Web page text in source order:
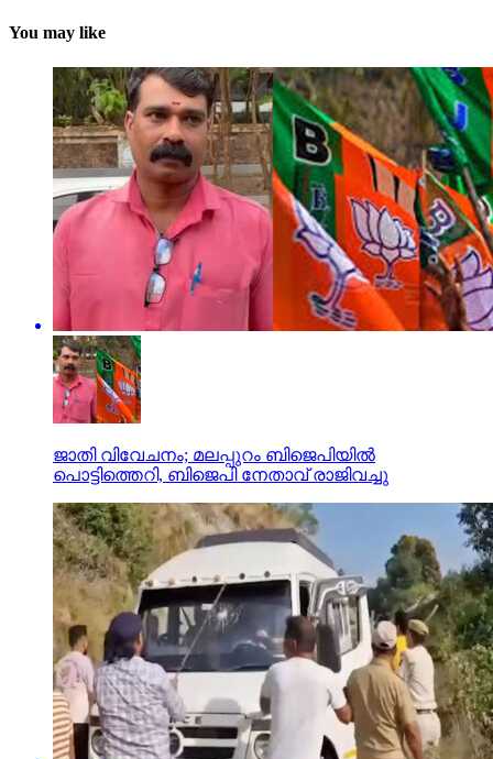
You may like
ജാതി വിവേചനം; മലപ്പുറം ബിജെപിയില്‍
പൊട്ടിത്തെറി, ബിജെപി നേതാവ് രാജിവച്ചു